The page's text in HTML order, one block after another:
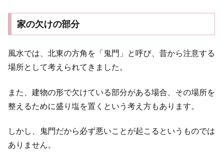
家の欠けの部分
風水では、北東の方角を「鬼門」と呼び、昔から注意する
場所として考えられてきました。
また、建物の形で欠けている部分がある場合、その場所を
整えるために盛り塩を置くという考え方もあります。
しかし、鬼門だから必ず悪いことが起こるというものでは
ありません。